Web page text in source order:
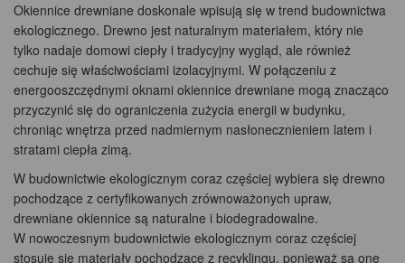
Okiennice drewniane doskonale wpisują się w trend budownictwa
ekologicznego. Drewno jest naturalnym materiałem, który nie
tylko nadaje domowi ciepły i tradycyjny wygląd, ale również
cechuje się właściwościami izolacyjnymi. W połączeniu z
energooszczędnymi oknami okiennice drewniane mogą znacząco
przyczynić się do ograniczenia zużycia energii w budynku,
chroniąc wnętrza przed nadmiernym nasłonecznieniem latem i
stratami ciepła zimą.
W budownictwie ekologicznym coraz częściej wybiera się drewno
pochodzące z certyfikowanych zrównoważonych upraw,
drewniane okiennice są naturalne i biodegradowalne.
W nowoczesnym budownictwie ekologicznym coraz częściej
stosuje się materiały pochodzące z recyklingu, ponieważ są one